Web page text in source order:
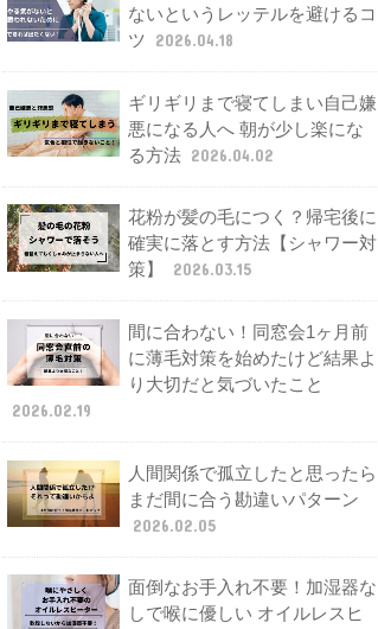
ないというレッテルを避けるコ
ツ
2026.04.18
ギリギリまで寝てしまい自己嫌
悪になる人へ 朝が少し楽にな
る方法 2026.04.02
花粉が髪の毛につく？帰宅後に
確実に落とす方法【シャワー対
策】
2026.03.15
間に合わない！同窓会1ヶ月前
に薄毛対策を始めたけど結果よ
り大切だと気づいたこと
2026.02.19
人間関係で孤立したと思ったら
まだ間に合う勘違いパターン
2026.02.05
面倒なお手入れ不要！加湿器な
しで喉に優しい オイルレスヒ